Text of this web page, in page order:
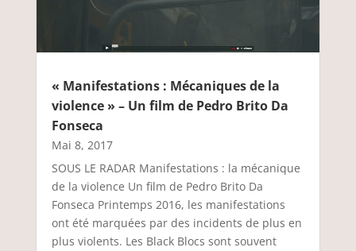
« Manifestations : Mécaniques de la
violence » – Un film de Pedro Brito Da
Fonseca
Mai 8, 2017
SOUS LE RADAR Manifestations : la mécanique
de la violence Un film de Pedro Brito Da
Fonseca Printemps 2016, les manifestations
ont été marquées par des incidents de plus en
plus violents. Les Black Blocs sont souvent